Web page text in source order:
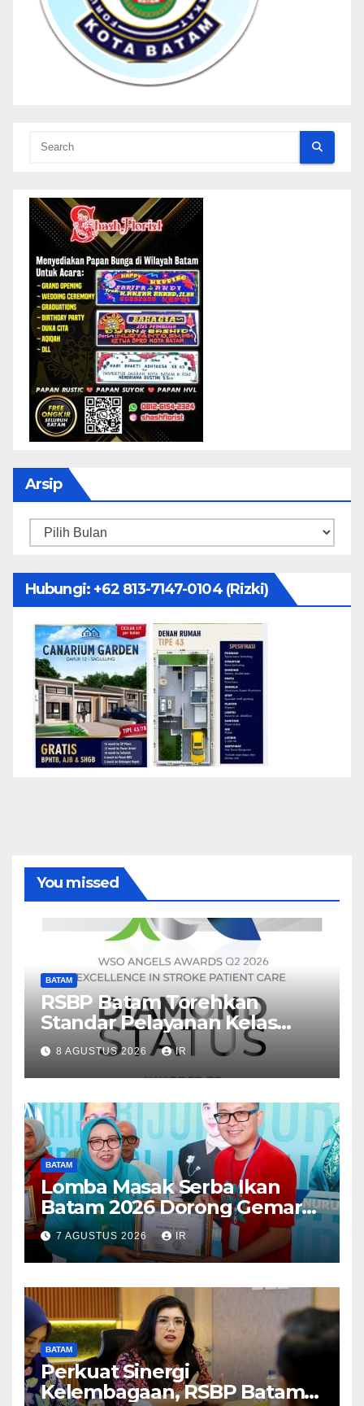
Arsip
Arsip
Hubungi: ‪+62 813-7147-0104‬ (Rizki)
You missed
BATAM
RSBP Batam Torehkan
Standar Pelayanan Kelas
Dunia, Raih Diamond Status
dari WSO
8 AGUSTUS 2026 IR
BATAM
Lomba Masak Serba Ikan
Batam 2026 Dorong Gemar
Makan Ikan
7 AGUSTUS 2026 IR
BATAM
Perkuat Sinergi
Kelembagaan, RSBP Batam